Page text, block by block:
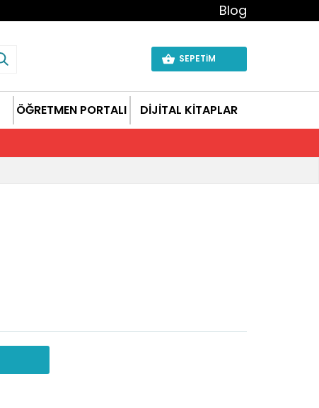
Blog
SEPETİM
ÖĞRETMEN PORTALI DİJİTAL KİTAPLAR